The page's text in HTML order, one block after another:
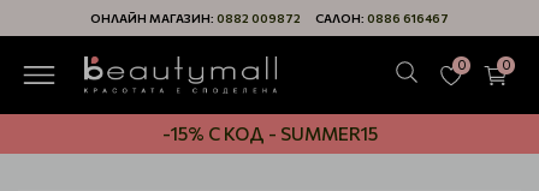
ОНЛАЙН МАГАЗИН: 0882 009872 САЛОН: 0886 616467
0 0
-15% С КОД - SUMMER15